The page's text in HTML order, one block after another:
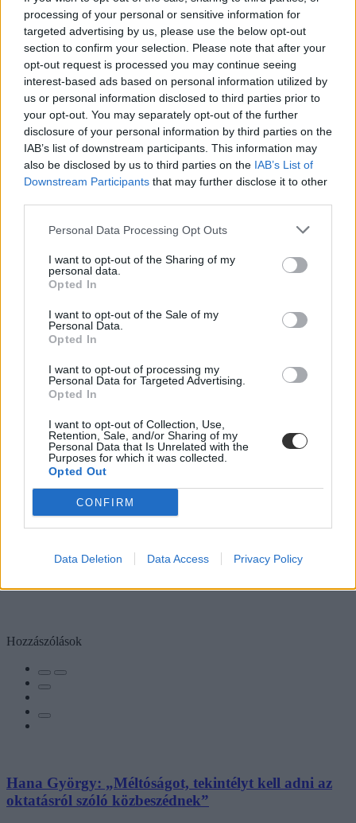
processing of your personal or sensitive information for
targeted advertising by us, please use the below opt-out
section to confirm your selection. Please note that after your
opt-out request is processed you may continue seeing
interest-based ads based on personal information utilized by
us or personal information disclosed to third parties prior to
your opt-out. You may separately opt-out of the further
disclosure of your personal information by third parties on the
IAB’s list of downstream participants. This information may
also be disclosed by us to third parties on the IAB’s List of
Downstream Participants that may further disclose it to other
Personal Data Processing Opt Outs
I want to opt-out of the Sharing of my
personal data.
Opted In
I want to opt-out of the Sale of my
Personal Data.
Opted In
I want to opt-out of processing my
Personal Data for Targeted Advertising.
Opted In
I want to opt-out of Collection, Use,
Retention, Sale, and/or Sharing of my
Personal Data that Is Unrelated with the
Purposes for which it was collected.
Opted Out
CONFIRM
Data Deletion Data Access Privacy Policy
Hozzászólások
Hana György: „Méltóságot, tekintélyt kell adni az
oktatásról szóló közbeszédnek”